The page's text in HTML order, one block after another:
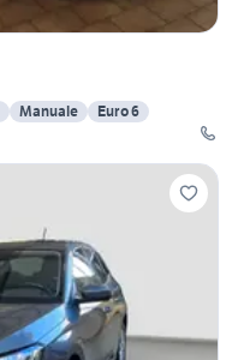
Manuale
Euro 6